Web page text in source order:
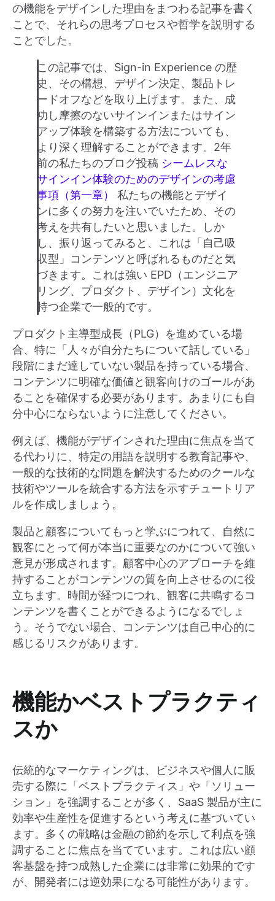
の機能をデザインした理由をまつわる記事を書く
ことで、それらの思考プロセスや哲学を説明する
ことでした。
この記事では、Sign-in Experience の歴
史、その構想、デザイン決定、製品トレ
ードオフなどを取り上げます。また、成
功し摩擦のないサインインまたはサイン
アップ体験を構築する方法についても、
より深く理解することができます。2年
前の私たちのブログ投稿 シームレスな
サインイン体験のためのデザインの考慮
事項（第一章）
私たちの機能とデザイ
ンに多くの努力を注いでいたため、その
考えを共有したいと思いました。しか
し、振り返ってみると、これは「自己吸
収型」コンテンツと呼ばれるものだと気
づきます。これは強い EPD（エンジニア
リング、プロダクト、デザイン）文化を
持つ企業で一般的です。
プロダクト主導型成長（PLG）を進めている場
合、特に「人々が自分たちについて話している」
段階にまだ達していない製品を持っている場合、
コンテンツに明確な価値と観客向けのゴールがあ
ることを確保する必要があります。あまりにも自
分中心にならないように注意してください。
例えば、機能がデザインされた理由に焦点を当て
る代わりに、特定の用語を説明する教育記事や、
一般的な技術的な問題を解決するためのクールな
技術やツールを統合する方法を示すチュートリア
ルを作成しましょう。
製品と顧客についてもっと学ぶにつれて、自然に
観客にとって何が本当に重要なのかについて強い
意見が形成されます。顧客中心のアプローチを維
持することがコンテンツの質を向上させるのに役
立ちます。時間が経つにつれ、観客に共鳴するコ
ンテンツを書くことができるようになるでしょ
う。そうでない場合、コンテンツは自己中心的に
感じるリスクがあります。
機能かベストプラクティ
スか
伝統的なマーケティングは、ビジネスや個人に販
売する際に「ベストプラクティス」や「ソリュー
ション」を強調することが多く、SaaS 製品が主に
効率や生産性を促進するという考えに基づいてい
ます。多くの戦略は金融の節約を示して利点を強
調することに焦点を当てています。これは広い顧
客基盤を持つ成熟した企業には非常に効果的です
が、開発者には逆効果になる可能性があります。